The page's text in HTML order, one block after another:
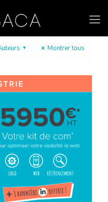
Montrer tous